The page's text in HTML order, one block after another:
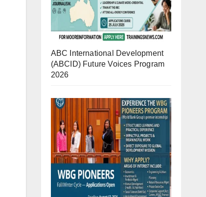
ABC International Development
(ABCID) Future Voices Program
2026